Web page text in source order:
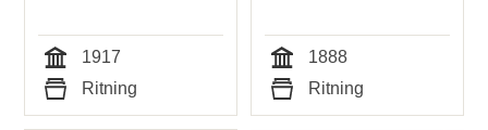
Tid
1917
Typ
Ritning Tid
1888
Typ
Ritning